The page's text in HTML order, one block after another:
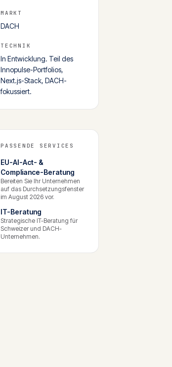
MARKT
DACH
TECHNIK
In Entwicklung. Teil des
Innopulse-Portfolios,
Next.js-Stack, DACH-
fokussiert.
PASSENDE SERVICES
EU-AI-Act- &
Compliance-Beratung
Bereiten Sie Ihr Unternehmen
auf das Durchsetzungsfenster
im August 2026 vor.
IT-Beratung
Strategische IT-Beratung für
Schweizer und DACH-
Unternehmen.